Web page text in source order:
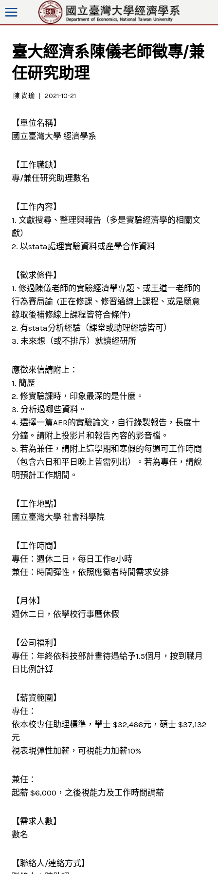
跳
至
臺大經濟系陳儀老師徵專/兼
任研究助理
陳 尚瑜 2021-10-21
【單位名稱】
國立臺灣大學 經濟學系
【工作職缺】
專/兼任研究助理數名
【工作內容】
1. 文獻搜尋、整理與報告（多是實驗經濟學的相關文
獻）
2. 以stata處理實驗資料或產學合作資料
【徵求條件】
1. 修過陳儀老師的實驗經濟學專題、或王道一老師的
行為賽局論 (正在修課、修習過線上課程、或是願意
錄取後補修線上課程皆符合條件)
2. 有stata分析經驗（課堂或助理經驗皆可）
3. 未來想（或不排斥）就讀經研所
應徵來信請附上：
1. 簡歷
2. 修實驗課時，印象最深的是什麼。
3. 分析過哪些資料。
4. 選擇一篇AER的實驗論文，自行錄製報告，長度十
分鐘。請附上投影片和報告內容的影音檔。
5. 若為兼任，請附上這學期和寒假的每週可工作時間
（包含六日和平日晚上皆需列出）。若為專任，請說
明預計工作期間。
【工作地點】
國立臺灣大學 社會科學院
【工作時間】
專任：週休二日，每日工作8小時
兼任：時間彈性，依照應徵者時間需求安排
【月休】
週休二日，依學校行事曆休假
【公司福利】
專任：年終依科技部計畫待遇給予1.5個月，按到職月
日比例計算
【薪資範圍】
專任：
依本校專任助理標準，學士 $32,466元，碩士 $37,132
元
視表現彈性加薪，可視能力加薪10%
兼任：
起薪 $6,000，之後視能力及工作時間調薪
【需求人數】
數名
【聯絡人/連絡方式】